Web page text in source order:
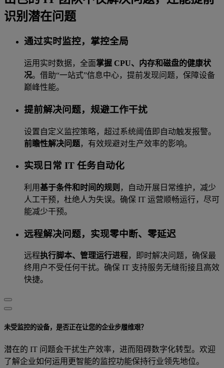
识别潜在问题
通过实时监控，掌控全局
运用实时数据，全面掌握 CPU、内存和磁盘的健康状
况。借助“一站式”信息中心，提前发现问题，保障设备
巅峰性能。
提前解决问题，规避工作干扰
设置自定义监控策略，超过系统阈值即自动触发报警。
前瞻性解决问题，有效规避对生产效率的影响。
实现日常 IT 任务自动化
利用基于条件和时间的规则 ，自动开展日常维护，减少
人工干预，杜绝人为失误。确保 IT 运营顺畅运行，尽可
能减少干预。
远程解决问题，实现零中断、零延迟
远程执行脚本、管理运行进程，即时解决问题，确保最
终用户不受任何干扰。确保 IT 支持服务无缝衔接且高效
快捷。
未受监控的设备，是否正在让您的企业步履维艰？
潜在的 IT 问题会干扰生产效率，进而阻碍数字化转型。欢迎
了解企业如何运用更智能的监控功能保持行业领先地位。